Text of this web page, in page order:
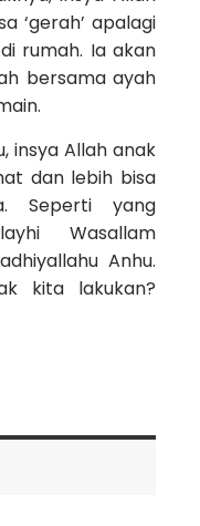
‘gerah’ apalagi
rumah. Ia akan
bersama ayah
insya Allah anak
dan lebih bisa
Seperti yang
Wasallam
Anhu.
kita lakukan?